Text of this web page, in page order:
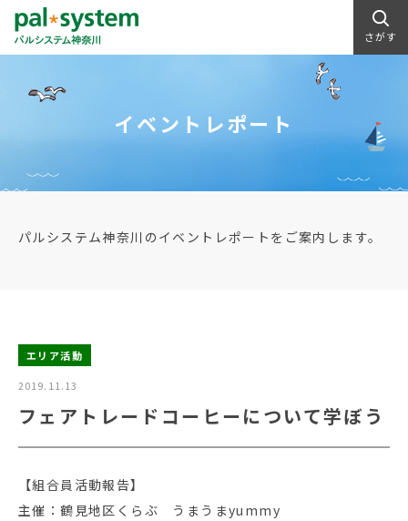
さがす
イベントレポート
パルシステム神奈川のイベントレポートをご案内します。
エリア活動
2019.11.13
フェアトレードコーヒーについて学ぼう
【組合員活動報告】
主催：鶴見地区くらぶ うまうまyummy